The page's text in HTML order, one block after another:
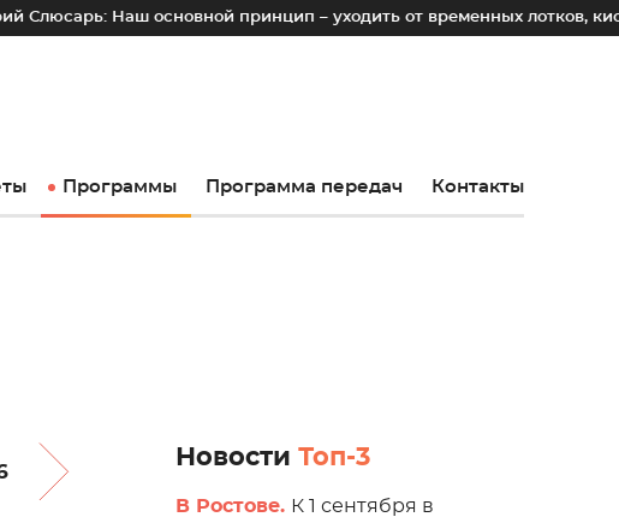
Наш основной принцип – уходить от временных лотков, киосков и
Программы Программа передач Контакты
Новости Топ-3
В Ростове. К 1 сентября в